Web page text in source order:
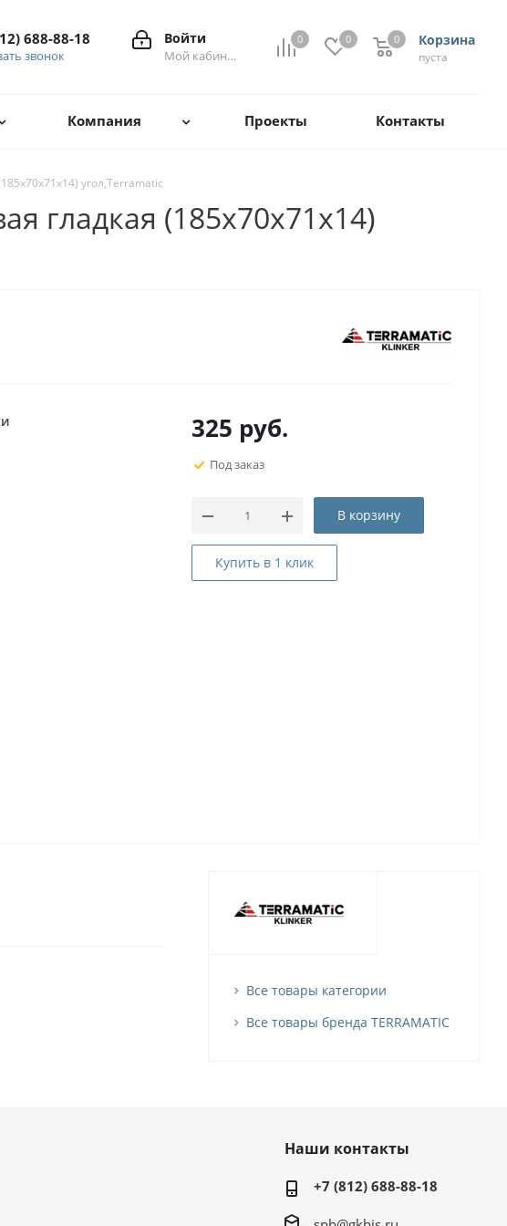
0 0 Корзина
0
пуста
0
Войти
Мой кабинет
688-88-18
звонок
Компания Проекты Контакты
угол,Terramatic
гладкая (185х70х71х14)
325 руб.
Под заказ
В корзину
Купить в 1 клик
Все товары категории
Все товары бренда TERRAMATIC
Наши контакты
+7 (812) 688-88-18